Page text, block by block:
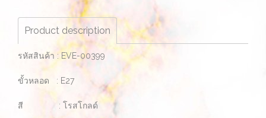
Product description
รหัสสินค้า : EVE-00399
ขั้วหลอด : E27
สี : โรสโกลด์